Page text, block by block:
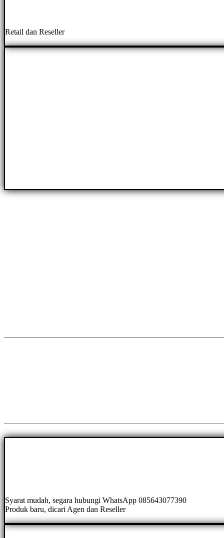
Retail dan Reseller
Syarat mudah, segara hubungi WhatsApp 085643077390
Produk baru, dicari Agen dan Reseller